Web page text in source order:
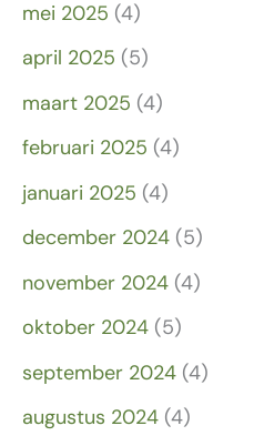
mei 2025 (4)
april 2025 (5)
maart 2025 (4)
februari 2025 (4)
januari 2025 (4)
december 2024 (5)
november 2024 (4)
oktober 2024 (5)
september 2024 (4)
augustus 2024 (4)